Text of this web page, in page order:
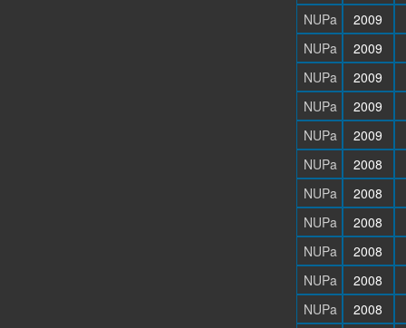
NUPa
2009
NUPa
2009
NUPa
2009
NUPa
2009
NUPa
2009
NUPa
2008
NUPa
2008
NUPa
2008
NUPa
2008
NUPa
2008
NUPa
2008